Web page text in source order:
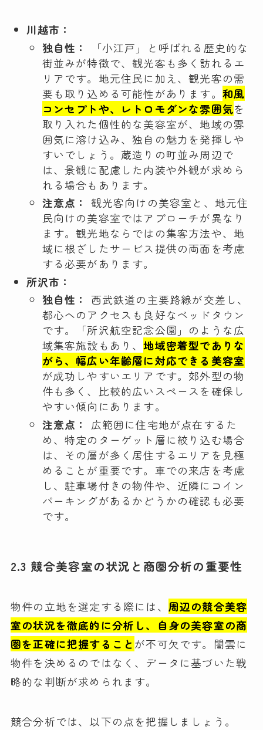
川越市：
独自性：
「小江戸」と呼ばれる歴史的な
街並みが特徴で、観光客も多く訪れるエ
リアです。地元住民に加え、観光客の需
要も取り込める可能性があります。 和風
コンセプトや、レトロモダンな雰囲気を
取り入れた個性的な美容室が、地域の雰
囲気に溶け込み、独自の魅力を発揮しや
すいでしょう。蔵造りの町並み周辺で
は、景観に配慮した内装や外観が求めら
れる場合もあります。
注意点：
観光客向けの美容室と、地元住
民向けの美容室ではアプローチが異なり
ます。観光地ならではの集客方法や、地
域に根ざしたサービス提供の両面を考慮
する必要があります。
所沢市：
独自性：
西武鉄道の主要路線が交差し、
都心へのアクセスも良好なベッドタウン
です。「所沢航空記念公園」のような広
域集客施設もあり、地域密着型でありな
がら、幅広い年齢層に対応できる美容室
が成功しやすいエリアです。郊外型の物
件も多く、比較的広いスペースを確保し
やすい傾向にあります。
注意点：
広範囲に住宅地が点在するた
め、特定のターゲット層に絞り込む場合
は、その層が多く居住するエリアを見極
めることが重要です。車での来店を考慮
し、駐車場付きの物件や、近隣にコイン
パーキングがあるかどうかの確認も必要
です。
2.3 競合美容室の状況と商圏分析の重要性
物件の立地を選定する際には、 周辺の競合美容
室の状況を徹底的に分析し、自身の美容室の商
圏を正確に把握することが不可欠です。闇雲に
物件を決めるのではなく、データに基づいた戦
略的な判断が求められます。
競合分析では、以下の点を把握しましょう。